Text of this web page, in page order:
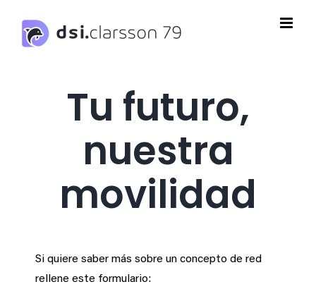
contenido
Tu futuro,
nuestra
movilidad
Si quiere saber más sobre un concepto de red
rellene este formulario: